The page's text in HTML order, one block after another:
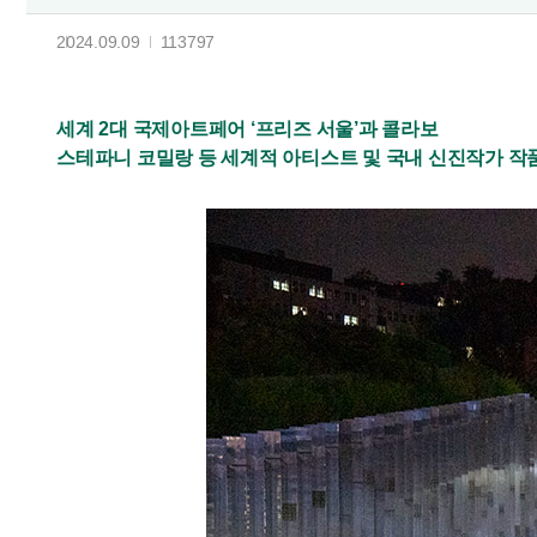
2024.09.09 113797
세계 2대 국제아트페어 ‘프리즈 서울’과 콜라보
스테파니 코밀랑 등 세계적 아티스트 및 국내 신진작가 작